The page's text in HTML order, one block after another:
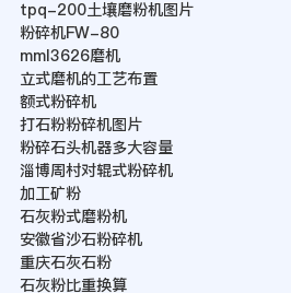
tpq-200土壤磨粉机图片
粉碎机FW-80
mml3626磨机
立式磨机的工艺布置
额式粉碎机
打石粉粉碎机图片
粉碎石头机器多大容量
淄博周村对辊式粉碎机
加工矿粉
石灰粉式磨粉机
安徽省沙石粉碎机
重庆石灰石粉
石灰粉比重换算